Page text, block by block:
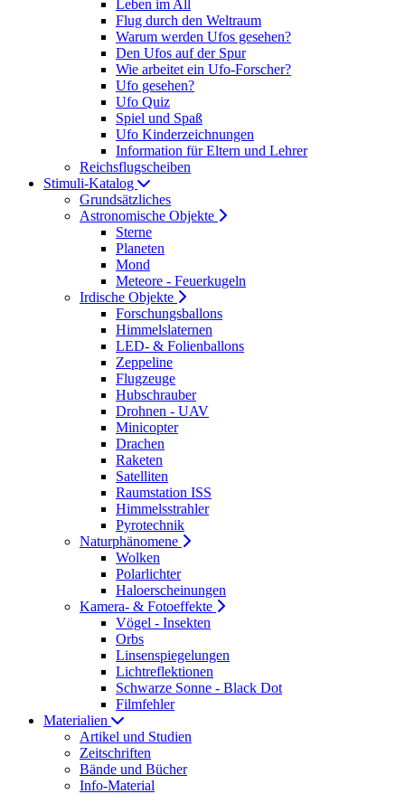
Leben im All
Flug durch den Weltraum
Warum werden Ufos gesehen?
Den Ufos auf der Spur
Wie arbeitet ein Ufo-Forscher?
Ufo gesehen?
Ufo Quiz
Spiel und Spaß
Ufo Kinderzeichnungen
Information für Eltern und Lehrer
Reichsflugscheiben
Stimuli-Katalog
Grundsätzliches
Astronomische Objekte
Sterne
Planeten
Mond
Meteore - Feuerkugeln
Irdische Objekte
Forschungsballons
Himmelslaternen
LED- & Folienballons
Zeppeline
Flugzeuge
Hubschrauber
Drohnen - UAV
Minicopter
Drachen
Raketen
Satelliten
Raumstation ISS
Himmelsstrahler
Pyrotechnik
Naturphänomene
Wolken
Polarlichter
Haloerscheinungen
Kamera- & Fotoeffekte
Vögel - Insekten
Orbs
Linsenspiegelungen
Lichtreflektionen
Schwarze Sonne - Black Dot
Filmfehler
Materialien
Artikel und Studien
Zeitschriften
Bände und Bücher
Info-Material